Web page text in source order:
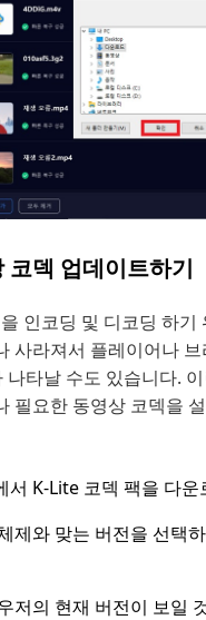
코덱 업데이트하기
인코딩 및 디코딩 하기
사라져서 플레이어나
타날 수도 있습니다.
필요한 동영상 코덱을
서 K-Lite 코덱 팩을 다운
제와 맞는 버전을 선택
저의 현재 버전이 보일